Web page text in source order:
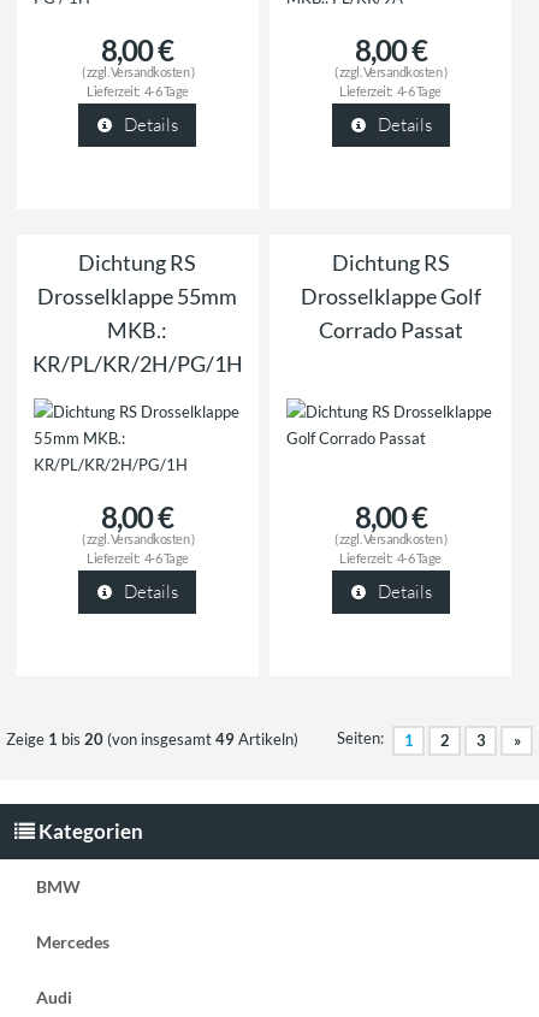
8,00 €
( zzgl. Versandkosten)
Lieferzeit: 4-6 Tage
Details
8,00 €
( zzgl. Versandkosten)
Lieferzeit: 4-6 Tage
Details
Dichtung RS
Drosselklappe 55mm
MKB.:
KR/PL/KR/2H/PG/1H
8,00 €
( zzgl. Versandkosten)
Lieferzeit: 4-6 Tage
Details
Dichtung RS
Drosselklappe Golf
Corrado Passat
8,00 €
( zzgl. Versandkosten)
Lieferzeit: 4-6 Tage
Details
Zeige 1 bis 20 (von insgesamt49Artikeln) Seiten: 1 2 3 »
Kategorien
BMW
Mercedes
Audi